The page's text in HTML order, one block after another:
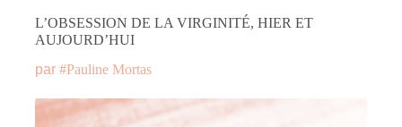
L’OBSESSION DE LA VIRGINITÉ, HIER ET
AUJOURD’HUI
par #Pauline Mortas